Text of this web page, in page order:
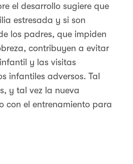
el desarrollo sugiere que
estresada y si son
los padres, que impiden
contribuyen a evitar
y las visitas
infantiles adversos. Tal
y tal vez la nueva
con el entrenamiento para